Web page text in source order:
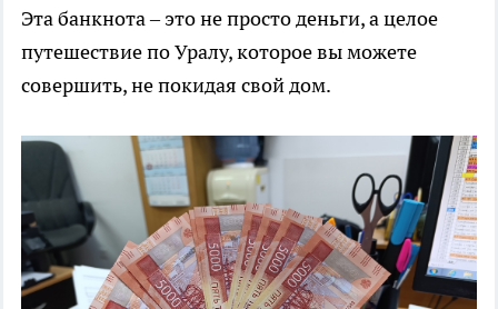
Эта банкнота – это не просто деньги, а целое
путешествие по Уралу, которое вы можете
совершить, не покидая свой дом.